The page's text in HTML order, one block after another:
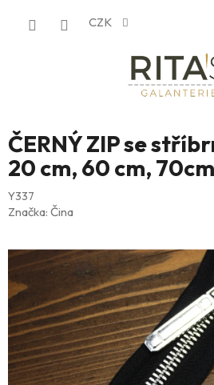
CZK
ČERNÝ ZIP se
20 cm, 60 cm, 70cm
Y337
Značka: Čina